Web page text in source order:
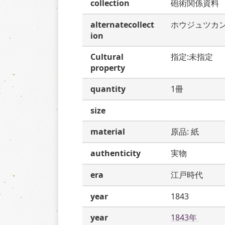
collection
砲術関係資料
alternatecollect
ion
ホウジュツカ
Cultural
property
指定:未指定
quantity
1冊
size
material
原品: 紙
authenticity
実物
era
江戸時代
year
1843
year
1843年